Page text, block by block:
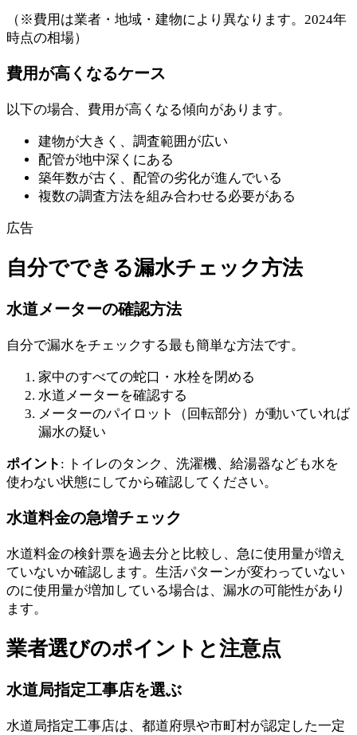
（※費用は業者・地域・建物により異なります。2024年
時点の相場）
費用が高くなるケース
以下の場合、費用が高くなる傾向があります。
建物が大きく、調査範囲が広い
配管が地中深くにある
築年数が古く、配管の劣化が進んでいる
複数の調査方法を組み合わせる必要がある
広告
自分でできる漏水チェック方法
水道メーターの確認方法
自分で漏水をチェックする最も簡単な方法です。
家中のすべての蛇口・水栓を閉める
水道メーターを確認する
メーターのパイロット（回転部分）が動いていれば
漏水の疑い
ポイント : トイレのタンク、洗濯機、給湯器なども水を
使わない状態にしてから確認してください。
水道料金の急増チェック
水道料金の検針票を過去分と比較し、急に使用量が増え
ていないか確認します。生活パターンが変わっていない
のに使用量が増加している場合は、漏水の可能性があり
ます。
業者選びのポイントと注意点
水道局指定工事店を選ぶ
水道局指定工事店は、都道府県や市町村が認定した一定